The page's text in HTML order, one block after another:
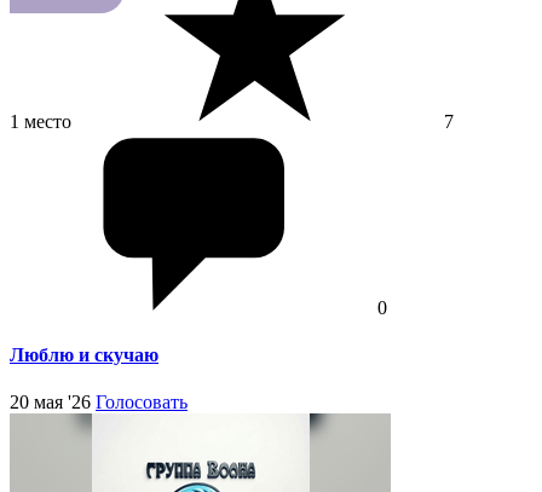
1 место 7
0
Люблю и скучаю
20 мая '26 Голосовать